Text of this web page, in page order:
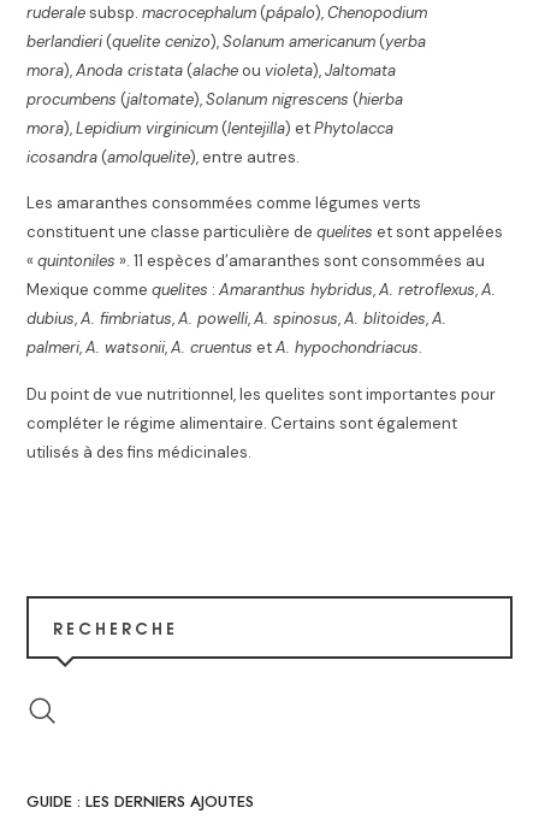
ruderalesubsp.macrocephalum(pápalo),Chenopodium
berlandieri(quelite cenizo),Solanum americanum(yerba
mora),Anoda cristata(alacheou violeta),Jaltomata
procumbens (jaltomate),Solanum nigrescens (hierba
mora),Lepidium virginicum(lentejilla) etPhytolacca
icosandra(amolquelite), entre autres.
Les amaranthes consommées comme légumes verts
constituent une classe particulière dequelites et sont appelées
«quintoniles ». 11 espèces d’amaranthes sont consommées au
Mexique commequelites :Amaranthus hybridus,A. retroflexus,A.
dubius,A. fimbriatus,A. powelli,A. spinosus,A. blitoides,A.
palmeri,A. watsonii,A. cruentus etA. hypochondriacus.
Du point de vue nutritionnel, les quelites sont importantes pour
compléter le régime alimentaire. Certains sont également
utilisés à des fins médicinales.
RECHERCHE
GUIDE : LES DERNIERS AJOUTES